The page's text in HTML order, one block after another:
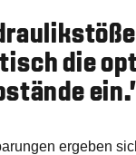
die
ergeben